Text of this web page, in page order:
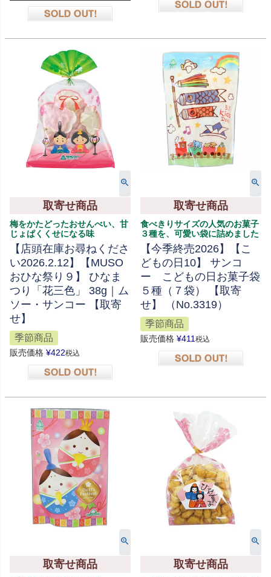
取寄せ商品
梅をかたどったおせんべい、甘
じょぱくくせになる味
【店頭在庫お尋ねくださ
い2026.2.12】【MUSO
おひな祭り９】 ひなま
つり「花三色」 38g｜ム
ソー・サンコー 【取寄
せ】
季節商品
販売価格 ¥422税込
取寄せ商品
食べきりサイズの人気のお菓子
３種を、可愛い袋に詰めました
【今季終売2026】【こ
どもの日10】 サンコ
ー こどもの日お菓子袋
５種（７袋） 【取寄
せ】 （No.3319）
季節商品
販売価格 ¥411税込
取寄せ商品 取寄せ商品